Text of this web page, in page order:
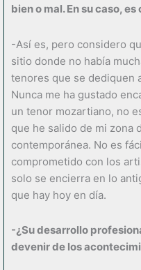
bien o mal. En su caso,
-Así es, pero considero
sitio donde no había
tenores que se dediquen
Nunca me ha gustado
un tenor mozartiano, no
que he salido de mi zona
contemporánea. No es
comprometido con los
solo se encierra en lo
que hay hoy en día.
-¿Su desarrollo
devenir de los